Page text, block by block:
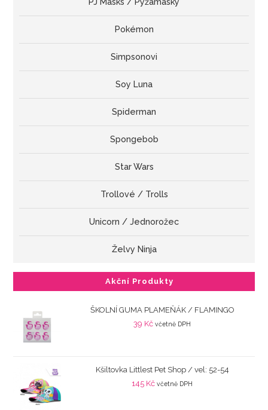
Pokémon
Simpsonovi
Soy Luna
Spiderman
Spongebob
Star Wars
Trollové / Trolls
Unicorn / Jednorožec
Želvy Ninja
Akční Produkty
ŠKOLNÍ GUMA PLAMEŇÁK / FLAMINGO
39 Kč včetně DPH
Kšiltovka Littlest Pet Shop / vel: 52-54
145 Kč včetně DPH